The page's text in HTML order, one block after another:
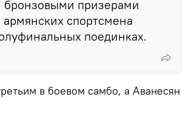
бронзовыми призерами
спортсмена
поединках.
в боевом самбо, а Аванесян